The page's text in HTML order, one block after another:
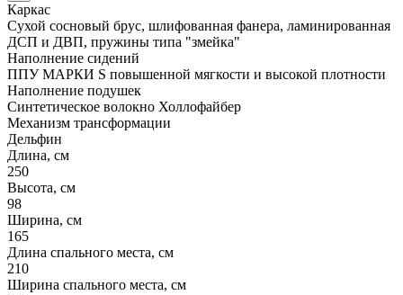
Каркас
Сухой сосновый брус, шлифованная фанера, ламинированная
ДСП и ДВП, пружины типа "змейка"
Наполнение сидений
ППУ МАРКИ S повышенной мягкости и высокой плотности
Наполнение подушек
Синтетическое волокно Холлофайбер
Механизм трансформации
Дельфин
Длина, см
250
Высота, см
98
Ширина, см
165
Длина спального места, см
210
Ширина спального места, см